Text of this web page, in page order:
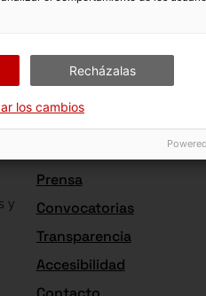
y
Prensa
Convocatorias
Transparencia
Accesibilidad
Recházalas
los cambios